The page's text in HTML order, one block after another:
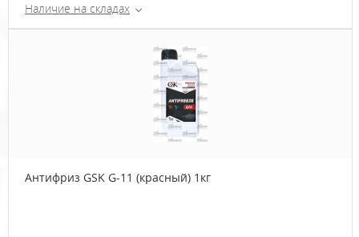
Наличие на складах
Антифриз GSK G-11 (красный) 1кг